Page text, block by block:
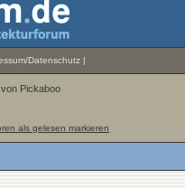
Datenschutz |
Pickaboo
als gelesen markieren